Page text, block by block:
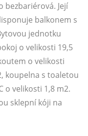
bezbariérová. Její
balkonem s
jednotku
o velikosti 19,5
o velikosti
koupelna s toaletou
o velikosti 1,8 m2.
sklepní kóji na